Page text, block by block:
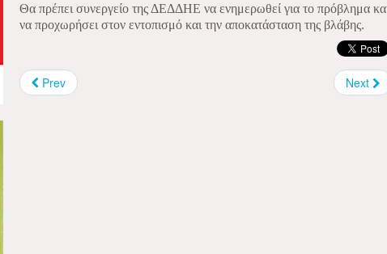
Θα πρέπει συνεργείο της ΔΕΔΔΗΕ να ενημερωθεί για το πρόβλημα
να προχωρήσει στον εντοπισμό και την αποκατάσταση της βλάβης.
Prev Next